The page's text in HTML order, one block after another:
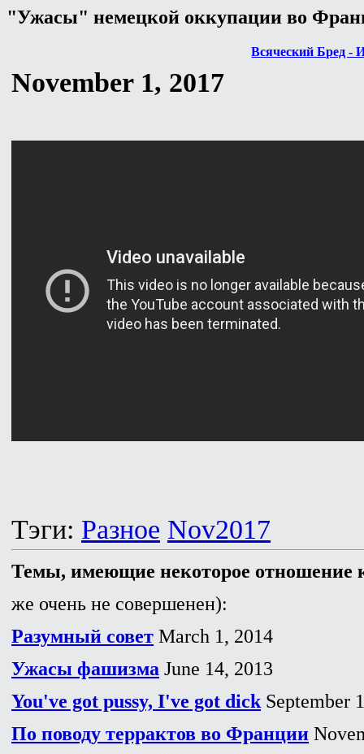
"Ужасы" немецкой оккупации во
Всяческий Бред -
November 1, 2017
Тэги: Разное Nov2017
Темы, имеющие некоторое отношение
же очень не совершенен):
Разумный совет March 1, 2014
Ужасы фашизма June 14, 2013
You've got pussy, I've got dick September
По поводу террактов во Франции